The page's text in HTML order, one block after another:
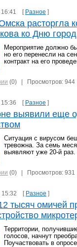
16:41 [ Разное ]
расторгла
ко Дню
Мероприятие должно
но его перенесли на
контракт на его
(0) | Просмотров: 944
15:36 [ Разное ]
выявили еще
Ситуация с вирусом
тревожна. За семь
выявляют уже 20-й раз.
(0) | Просмотров: 931
15:32 [ Разное ]
тысяч омичей
Территории,
голосов, начнут
Поучаствовать в